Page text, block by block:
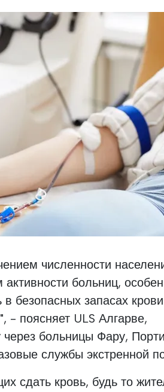
численности
больниц,
безопасных запасах крови
- поясняет ULS Алгарве,
больницы Фару,
службы экстренной
сдать кровь, будь то